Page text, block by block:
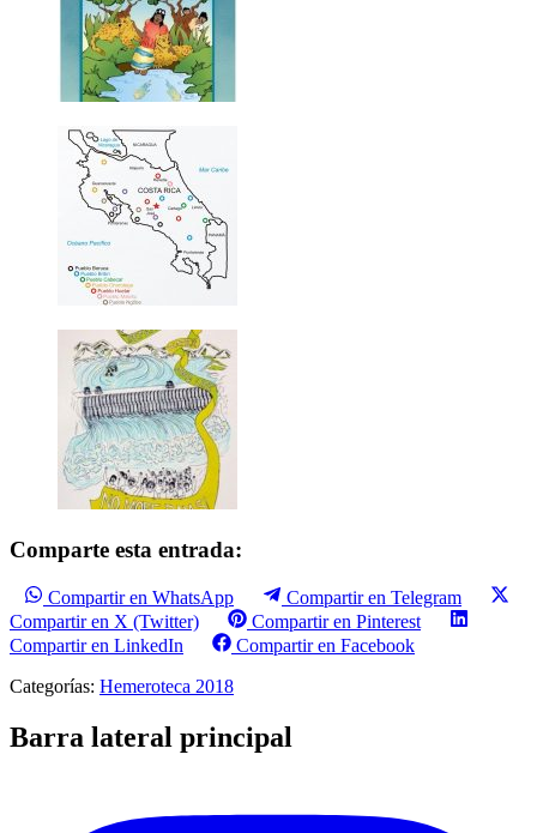
Comparte esta entrada:
Compartir en WhatsApp
Compartir en Telegram
Compartir en X (Twitter)
Compartir en Pinterest
Compartir en LinkedIn
Compartir en Facebook
Categorías: Hemeroteca 2018
Barra lateral principal